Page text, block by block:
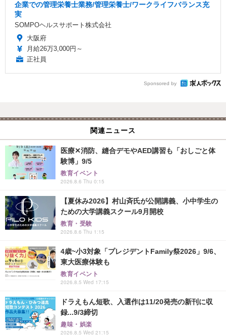
企業での管理栄養士業務/管理栄養士/ワークライフバランス充
実
SOMPOヘルスサポート株式会社
大阪府
月給26万3,000円～
正社員
Sponsored by
関連ニュース
医療✕消防、縫合デモやAED講習も「おしごと体
験博」9/5
教育イベント
2026.8.6 Thu 0:15
【夏休み2026】村山斉氏が公開講義、小中学生の
ための大学講義スクール9月開校
教育・受験
2026.8.6 Thu 1:15
4歳~小3対象「プレジデントFamily祭2026」9/6、
東大医療体験も
教育イベント
2026.8.5 Wed 17:15
ドラえもん短歌、入選作は11/20発売の新刊に収
録...9/3締切
趣味・娯楽
2026.8.5 Wed 21:15